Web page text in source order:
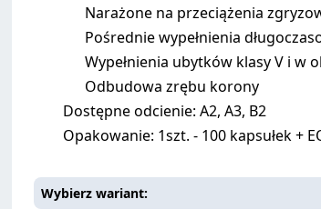
Narażone na przeciążenia
Pośrednie wypełnienia
Wypełnienia ubytków klasy V i w
Odbudowa zrębu korony
Dostępne odcienie: A2, A3, B2
Opakowanie: 1szt. - 100 kapsułek +
Wybierz wariant